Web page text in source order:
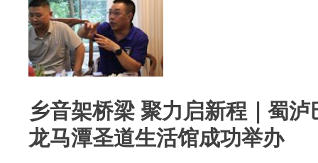
乡音架桥梁 聚力启新程｜蜀
龙马潭圣道生活馆成功举办